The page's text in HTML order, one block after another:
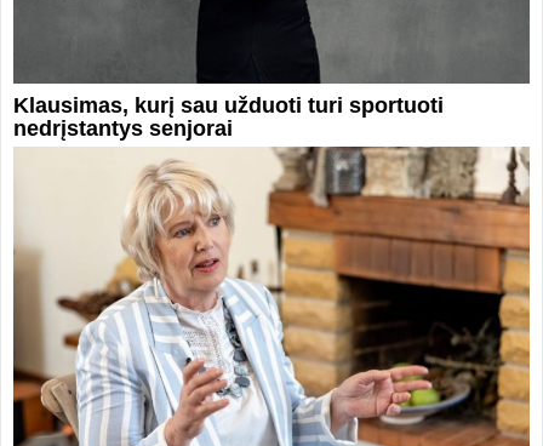
Klausimas, kurį sau užduoti turi sportuoti
nedrįstantys senjorai